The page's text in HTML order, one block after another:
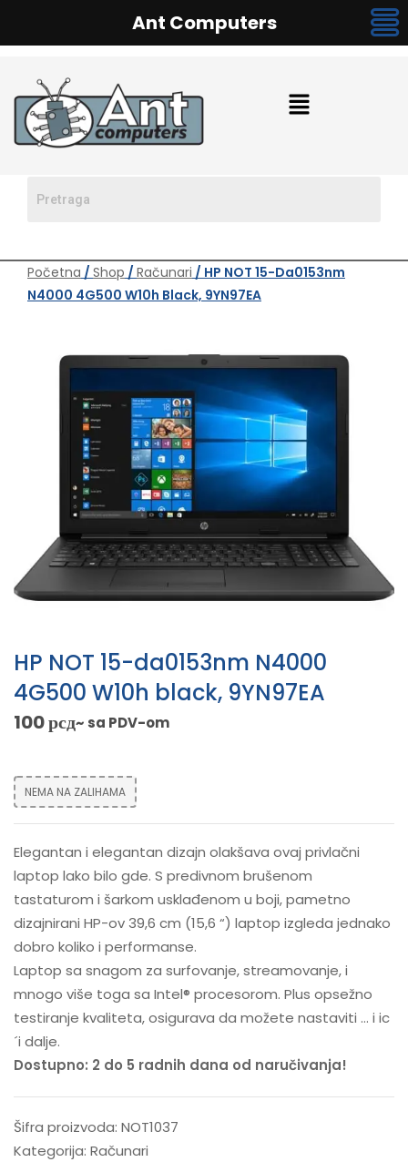
Početna / Shop / Računari / HP NOT 15-Da0153nm
N4000 4G500 W10h Black, 9YN97EA
HP NOT 15-da0153nm N4000
4G500 W10h black, 9YN97EA
100рсд~ sa PDV-om
NEMA NA ZALIHAMA
Elegantan i elegantan dizajn olakšava ovaj privlačni
laptop lako bilo gde. S predivnom brušenom
tastaturom i šarkom usklađenom u boji, pametno
dizajnirani HP-ov 39,6 cm (15,6 “) laptop izgleda jednako
dobro koliko i performanse.
Laptop sa snagom za surfovanje, streamovanje, i
mnogo više toga sa Intel® procesorom. Plus opsežno
testiranje kvaliteta, osigurava da možete nastaviti … i ic
´i dalje.
Dostupno: 2 do 5 radnih dana od naručivanja!
Šifra proizvoda: NOT1037
Kategorija: Računari
Ant Computers